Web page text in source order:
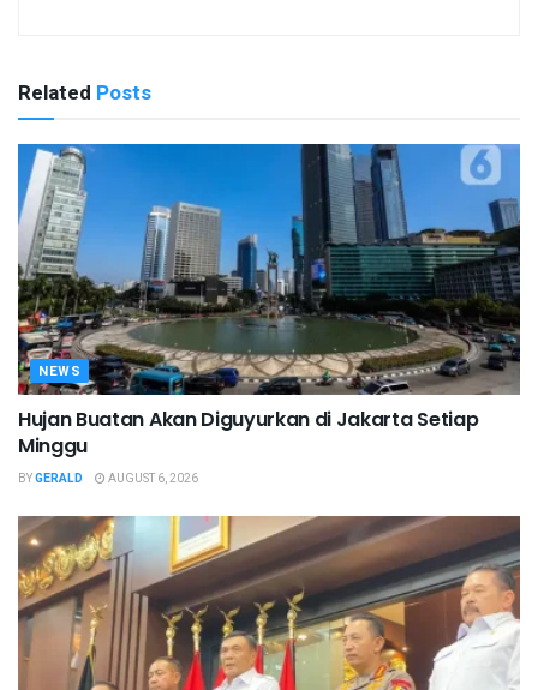
Related Posts
NEWS
Hujan Buatan Akan Diguyurkan di Jakarta Setiap
Minggu
BYGERALD AUGUST 6, 2026